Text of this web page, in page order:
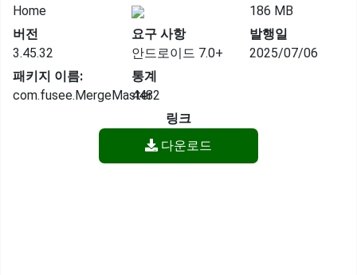
Home
186 MB
버전
3.45.32
요구 사항
안드로이드 7.0+
발행일
2025/07/06
패키지 이름:
com.fusee.MergeMaster
통계
4482
링크
다운로드